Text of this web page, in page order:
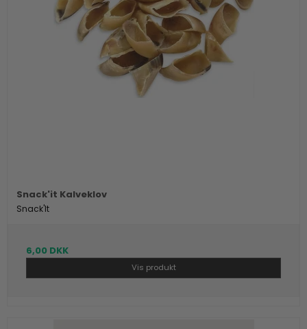
Snack'it Kalveklov
Snack'It
6,00 DKK
Vis produkt